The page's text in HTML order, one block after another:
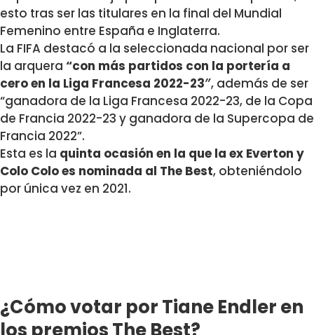
esto tras ser las titulares en la final del Mundial
Femenino entre España e Inglaterra.
La FIFA destacó a la seleccionada nacional por ser
la arquera “con más partidos con la portería a
cero en la Liga Francesa 2022-23″, además de ser
“ganadora de la Liga Francesa 2022-23, de la Copa
de Francia 2022-23 y ganadora de la Supercopa de
Francia 2022”.
Esta es la quinta ocasión en la que la ex Everton y
Colo Colo es nominada al The Best, obteniéndolo
por única vez en 2021.
¿Cómo votar por Tiane Endler en
los premios The Best?